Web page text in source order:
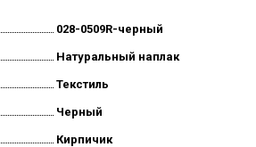
028-0509R-черный
Натуральный наплак
Текстиль
Черный
Кирпичик